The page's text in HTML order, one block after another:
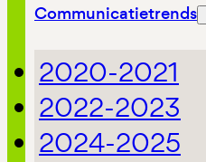
Communicatietrends
2020-2021
2022-2023
2024-2025